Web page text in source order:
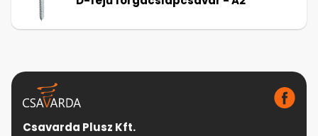
Csavarda Plusz Kft.